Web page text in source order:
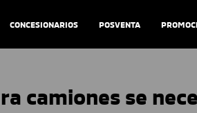
CONCESIONARIOS POSVENTA
camiones se